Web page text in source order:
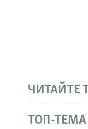
ЧИТАЙТЕ
ТОП-ТЕМА